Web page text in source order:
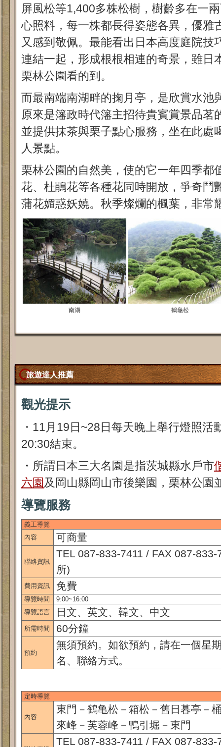
屏風松等1,400多株松樹，樹齡多在一
心照料，每一株都長得姿態各異，優雅
又感到敬佩。最能看出日本高度庭院技
連結一起，形成根根相連的奇景，雖日
栗林公園看的到。
而最南端南湖畔的掬月亭，是欣賞水池
原來是籓政時代籓主招待貴賓賞景品茗
並提供抹茶與栗子點心服務，坐在此處
人景點。
栗林公園的自然美，使的它一年四季都
花、杜鵑花等各種花同時開放，爭奇鬥
蒲花媚惑妖嬈。秋季燦爛的楓葉，非常
南湖 鶴龜松
旅遊達人推薦
觀光提示
・11月19日~28日每天晚上舉行燈照活
20:30結束。
・所謂日本三大名園是指茨城縣水戶市
六園及岡山縣岡山市後樂園，栗林公園
導覽服務
義工導覽
內容
可商量
聯絡資訊
TEL 087-833-7411 / FAX 087-
所)
費用資訊 免費
導覽時間
9:00~16:00
導覽語言
日文、英文、韓文、中文
所需時間 60分鐘
預約
無須預約。如欲預約，請在一個星
名、聯絡方式。
定時導覽
內容
東門－鶴亀松－箱松－舊日暮亭－
來峰－芙蓉峰－鴨引堀－東門
TEL 087-833-7411 / FAX 087-